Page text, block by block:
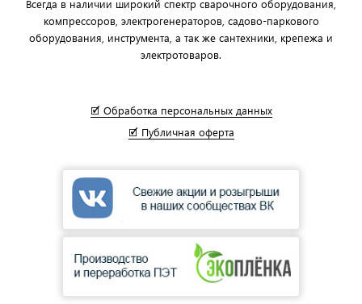
Всегда в наличии широкий спектр сварочного оборудования,
компрессоров, электрогенераторов, садово-паркового
оборудования, инструмента, а так же сантехники, крепежа и
электротоваров.
🗹 Обработка персональных данных
🗹 Публичная оферта